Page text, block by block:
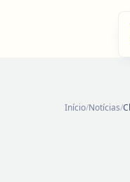
Início/Notícias/